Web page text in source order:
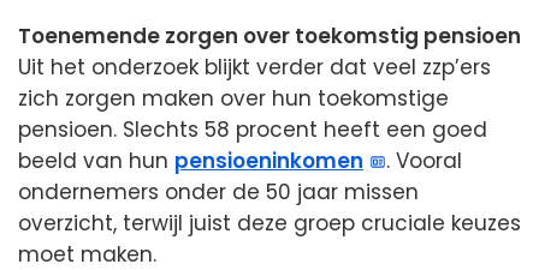
Toenemende zorgen over toekomstig pensioen
Uit het onderzoek blijkt verder dat veel zzp’ers
zich zorgen maken over hun toekomstige
pensioen. Slechts 58 procent heeft een goed
beeld van hun pensioeninkomen
. Vooral
ondernemers onder de 50 jaar missen
overzicht, terwijl juist deze groep cruciale keuzes
moet maken.